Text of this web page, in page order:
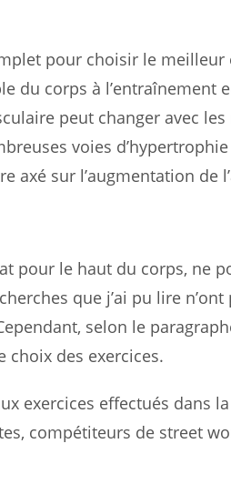
pour choisir le meilleur
du corps à l’entraînement
peut changer avec
voies
axé sur l’augmentation de
pour le haut du corps, ne
que j’ai pu lire n’ont
selon le
des exercices.
exercices effectués dans
compétiteurs de street